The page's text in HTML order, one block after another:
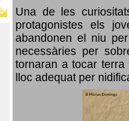
Una de les
protagonistes els
abandonen el niu
necessàries per
tornaran a tocar
lloc adequat per